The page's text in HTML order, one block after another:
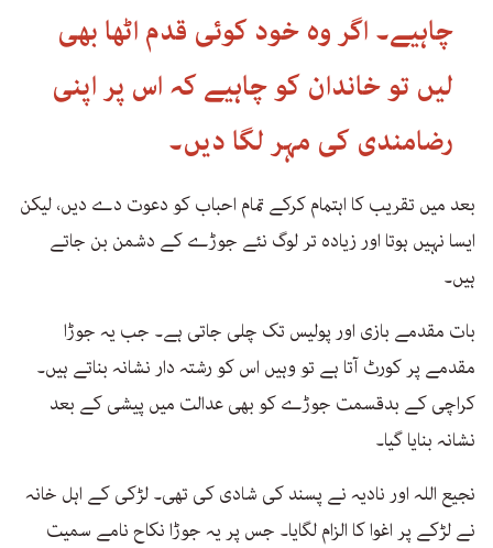
چاہیے۔ اگر وہ خود کوئی قدم اٹھا بھی
لیں تو خاندان کو چاہیے کہ اس پر اپنی
رضامندی کی مہر لگا دیں۔
بعد میں تقریب کا اہتمام کرکے تمام احباب کو دعوت دے دیں، لیکن
ایسا نہیں ہوتا اور زیادہ تر لوگ نئے جوڑے کے دشمن بن جاتے
ہیں۔
بات مقدمے بازی اور پولیس تک چلی جاتی ہے۔ جب یہ جوڑا
مقدمے پر کورٹ آتا ہے تو وہیں اس کو رشتہ دار نشانہ بناتے ہیں۔
کراچی کے بدقسمت جوڑے کو بھی عدالت میں پیشی کے بعد
نشانہ بنایا گیا۔
نجیع اللہ اور نادیہ نے پسند کی شادی کی تھی۔ لڑکی کے اہل خانہ
نے لڑکے پر اغوا کا الزام لگایا۔ جس پر یہ جوڑا نکاح نامے سمیت